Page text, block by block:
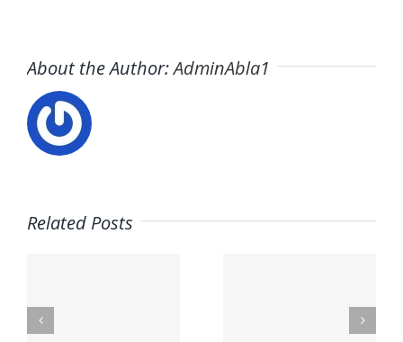
About the Author:AdminAbla1
Related Posts
con